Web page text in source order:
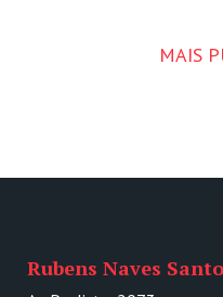
MAIS
Rubens Naves